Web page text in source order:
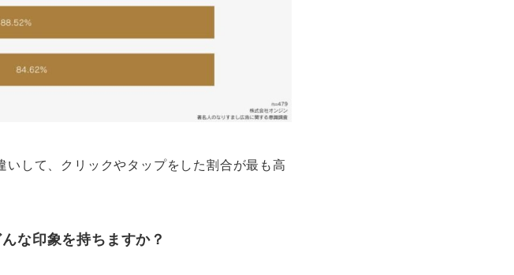
して、クリックやタップをした割合が最も高
な印象を持ちますか？